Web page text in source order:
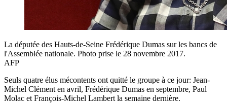
La députée des Hauts-de-Seine Frédérique Dumas sur les bancs de
l'Assemblée nationale. Photo prise le 28 novembre 2017.
AFP
Seuls quatre élus mécontents ont quitté le groupe à ce jour: Jean-
Michel Clément en avril, Frédérique Dumas en septembre, Paul
Molac et François-Michel Lambert la semaine dernière.